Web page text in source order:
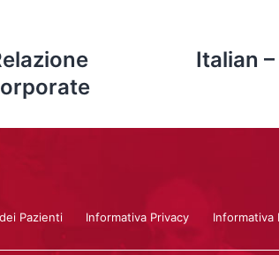
Italian
Pazienti Informativa Privacy Informativa